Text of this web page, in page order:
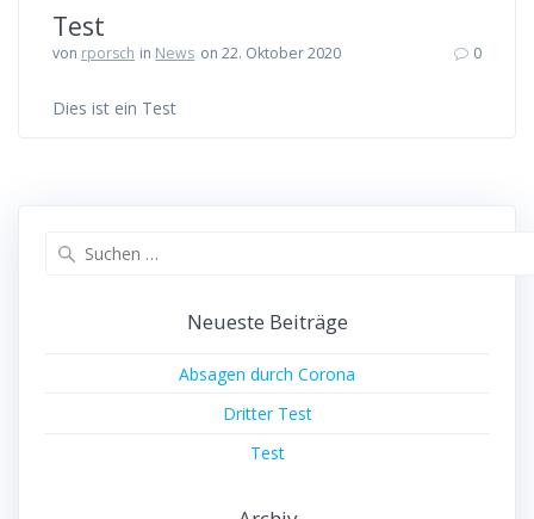
Test
von rporsch in News on 22. Oktober 2020 0
Dies ist ein Test
Neueste Beiträge
Absagen durch Corona
Dritter Test
Test